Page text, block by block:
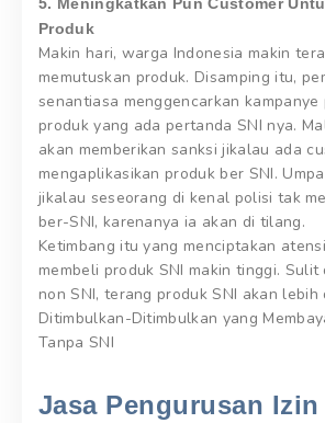
5. Meningkatkan Pun Customer
Produk
Makin hari, warga Indonesia makin
memutuskan produk. Disamping itu,
senantiasa menggencarkan kampanye
produk yang ada pertanda SNI nya.
akan memberikan sanksi jikalau ada
mengaplikasikan produk ber SNI.
jikalau seseorang di kenal polisi tak
ber-SNI, karenanya ia akan di tilang.
Ketimbang itu yang menciptakan
membeli produk SNI makin tinggi.
non SNI, terang produk SNI akan lebih
Ditimbulkan-Ditimbulkan yang
Tanpa SNI
Jasa Pengurusan Izin